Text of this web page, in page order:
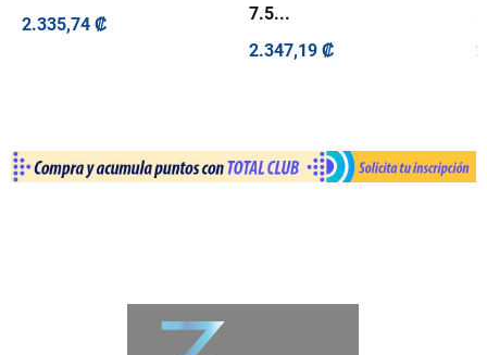
2.335,74 ₡
7.5...
2.347,19 ₡